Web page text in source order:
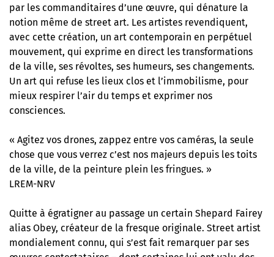
par les commanditaires d’une œuvre, qui dénature la
notion même de street art. Les artistes revendiquent,
avec cette création, un art contemporain en perpétuel
mouvement, qui exprime en direct les transformations
de la ville, ses révoltes, ses humeurs, ses changements.
Un art qui refuse les lieux clos et l’immobilisme, pour
mieux respirer l’air du temps et exprimer nos
consciences.
« Agitez vos drones, zappez entre vos caméras, la seule
chose que vous verrez c’est nos majeurs depuis les toits
de la ville, de la peinture plein les fringues. »
LREM-NRV
Quitte à égratigner au passage un certain Shepard Fairey
alias Obey, créateur de la fresque originale. Street artist
mondialement connu, qui s’est fait remarquer par ses